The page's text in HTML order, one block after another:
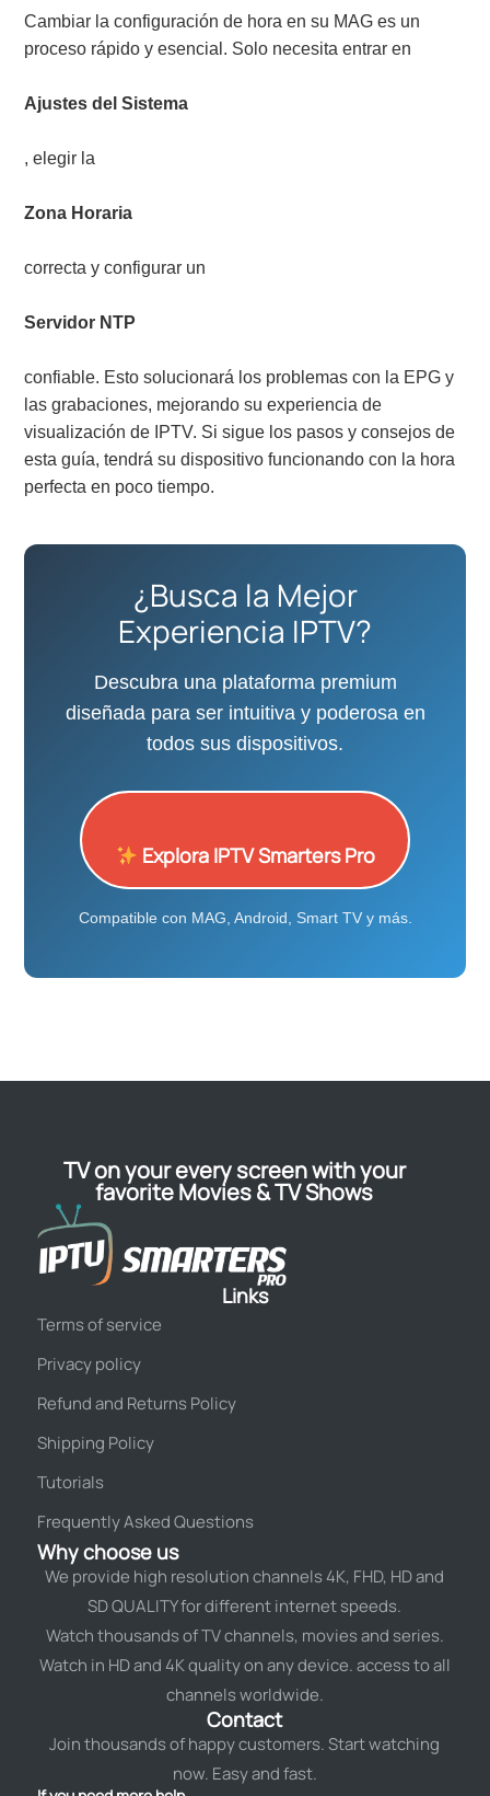
Cambiar la configuración de hora en su MAG es un
proceso rápido y esencial. Solo necesita entrar en
Ajustes del Sistema
, elegir la
Zona Horaria
correcta y configurar un
Servidor NTP
confiable. Esto solucionará los problemas con la EPG y
las grabaciones, mejorando su experiencia de
visualización de IPTV. Si sigue los pasos y consejos de
esta guía, tendrá su dispositivo funcionando con la hora
perfecta en poco tiempo.
¿Busca la Mejor
Experiencia IPTV?
Descubra una plataforma premium
diseñada para ser intuitiva y poderosa en
todos sus dispositivos.
Explora IPTV Smarters Pro
Compatible con MAG, Android, Smart TV y más.
TV on your every screen with your
favorite Movies & TV Shows
Links
Terms of service
Privacy policy
Refund and Returns Policy
Shipping Policy
Tutorials
Frequently Asked Questions
Why choose us
We provide high resolution channels 4K, FHD, HD and
SD QUALITY for different internet speeds.
Watch thousands of TV channels, movies and series.
Watch in HD and 4K quality on any device. access to all
channels worldwide.
Contact
Join thousands of happy customers. Start watching
now. Easy and fast.